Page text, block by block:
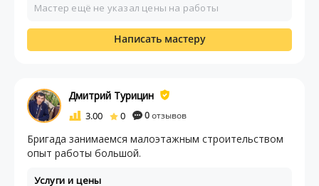
Мастер ещё не указал цены на работы
Написать мастеру
Дмитрий Турицин
3.00 0 0отзывов
Бригада занимаемся малоэтажным строительством
опыт работы большой.
Услуги и цены